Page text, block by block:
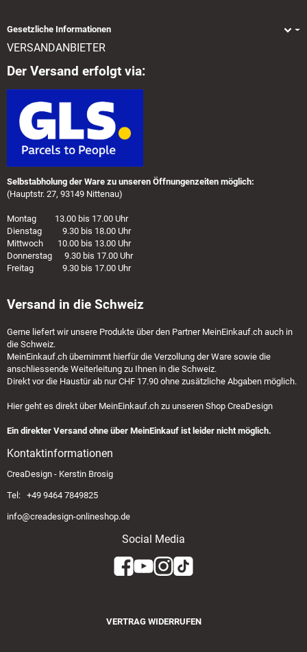
Gesetzliche Informationen
VERSANDANBIETER
Der Versand erfolgt via:
Selbstabholung der Ware zu unseren Öffnungenzeiten möglich:
(Hauptstr. 27, 93149 Nittenau)
Montag 13.00 bis 17.00 Uhr
Dienstag 9.30 bis 18.00 Uhr
Mittwoch 10.00 bis 13.00 Uhr
Donnerstag 9.30 bis 17.00 Uhr
Freitag 9.30 bis 17.00 Uhr
Versand in die Schweiz
Gerne liefert wir unsere Produkte über den Partner MeinEinkauf.ch auch in
die Schweiz.
MeinEinkauf.ch übernimmt hierfür die Verzollung der Ware sowie die
anschliessende Weiterleitung zu Ihnen in die Schweiz.
Direkt vor die Haustür ab nur CHF 17.90 ohne zusätzliche Abgaben möglich.
Hier geht es direkt über MeinEinkauf.ch zu unseren Shop CreaDesign
Ein direkter Versand ohne über MeinEinkauf ist leider nicht möglich.
Kontaktinformationen
CreaDesign - Kerstin Brosig
Tel: +49 9464 7849825
info@creadesign-onlineshop.de
Social Media
VERTRAG WIDERRUFEN